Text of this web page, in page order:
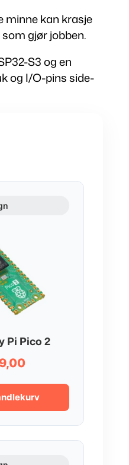
minne kan krasje
gjør jobben.
S3 og en
og I/O-pins side-
Pi Pico 2